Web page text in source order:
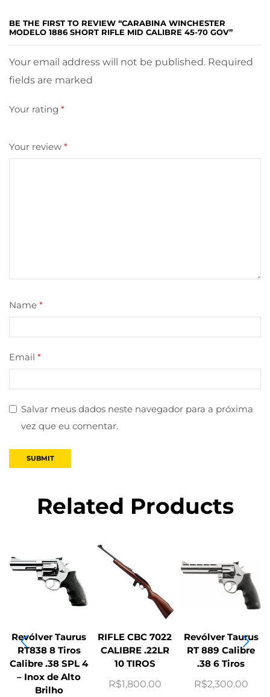
BE THE FIRST TO REVIEW “CARABINA WINCHESTER
MODELO 1886 SHORT RIFLE MID CALIBRE 45-70 GOV”
Your email address will not be published. Required
fields are marked
Your rating *
Your review *
Name *
Email *
Salvar meus dados neste navegador para a próxima
vez que eu comentar.
Related Products
Revólver Taurus
RT838 8 Tiros
Calibre .38 SPL 4
– Inox de Alto
Brilho
RIFLE CBC 7022
CALIBRE .22LR
10 TIROS
R$1,800.00
Revólver Taurus
RT 889 Calibre
.38 6 Tiros
R$2,300.00